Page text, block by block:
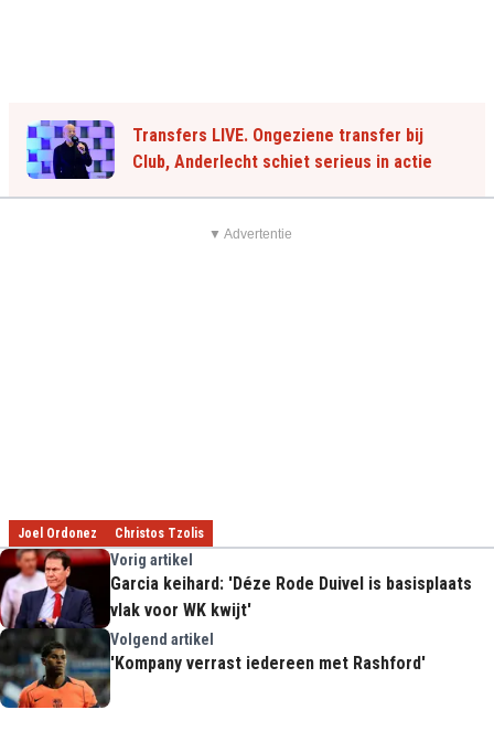
Transfers LIVE. Ongeziene transfer bij
Club, Anderlecht schiet serieus in actie
▼ Advertentie
Joel Ordonez Christos Tzolis
Vorig artikel
Garcia keihard: 'Déze Rode Duivel is basisplaats
vlak voor WK kwijt'
Volgend artikel
'Kompany verrast iedereen met Rashford'